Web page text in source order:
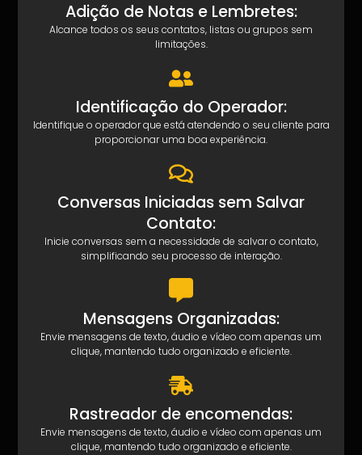
Adição de Notas e Lembretes:
Alcance todos os seus contatos, listas ou grupos sem
limitações.
Identificação do Operador:
Identifique o operador que está atendendo o seu cliente para
proporcionar uma boa experiência.
Conversas Iniciadas sem Salvar
Contato:
Inicie conversas sem a necessidade de salvar o contato,
simplificando seu processo de interação.
Mensagens Organizadas:
Envie mensagens de texto, áudio e vídeo com apenas um
clique, mantendo tudo organizado e eficiente.
Rastreador de encomendas:
Envie mensagens de texto, áudio e vídeo com apenas um
clique, mantendo tudo organizado e eficiente.